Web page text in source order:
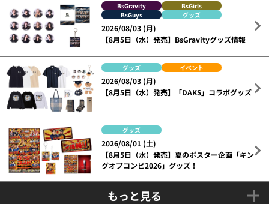
BsGravity
BsGirls
BsGuys
グッズ
2026/08/03 (月)
【8月5日（水）発売】BsGravityグッズ情報
グッズ イベント
2026/08/03 (月)
【8月5日（水）発売】「DAKS」コラボグッズ
グッズ
2026/08/01 (土)
【8月5日（水）発売】夏のポスター企画「キン
グオブコンビ2026」グッズ！
もっと見る